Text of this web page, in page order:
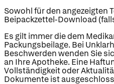
Sowohl für den angezeigten
Beipackzettel-Download
Es gilt immer die dem
Packungsbeilage. Bei
Beschwerden wenden Sie
an Ihre Apotheke. Eine
Vollständigkeit oder
Dokumente ist